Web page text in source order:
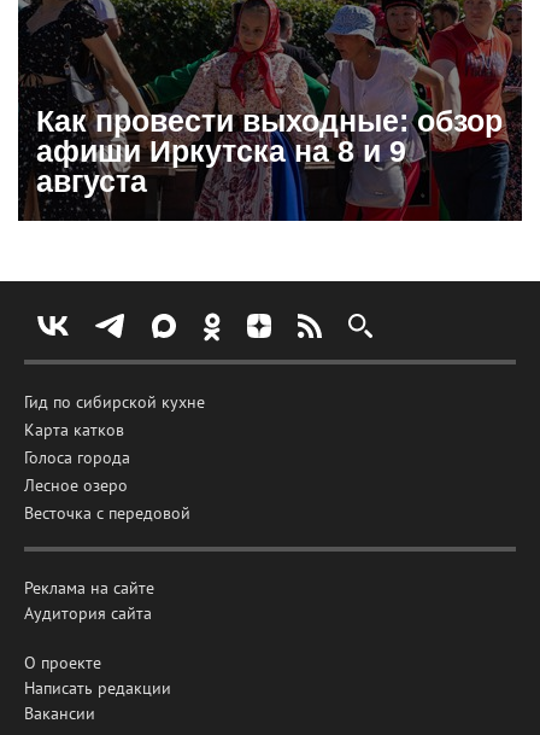
Как провести выходные: обзор
афиши Иркутска на 8 и 9
августа
Гид по сибирской кухне
Карта катков
Голоса города
Лесное озеро
Весточка с передовой
Реклама на сайте
Аудитория сайта
О проекте
Написать редакции
Вакансии